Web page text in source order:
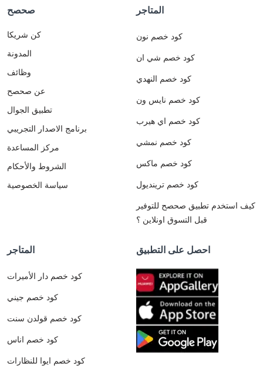
صحصح
كن شريكا
المدونة
وظائف
عن صحصح
تطبيق الجوال
برنامج الاصدار التجريبي
مركز المساعدة
الشروط والأحكام
سياسة الخصوصية
المتاجر
كود خصم نون
كود خصم شي ان
كود خصم النهدي
كود خصم نايس ون
كود خصم اي هيرب
كود خصم نمشي
كود خصم ماكس
كود خصم ترينديول
كيف استخدم تطبيق صحصح للتوفير
قبل التسوق اونلاين ؟
المتاجر
كود خصم دار الأميرات
كود خصم جيني
كود خصم قولدن سنت
كود خصم اناس
كود خصم ايوا للنظارات
احصل على التطبيق